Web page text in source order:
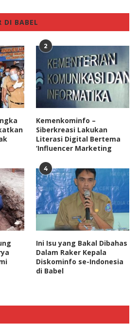
DI BABEL
2
Kemenkominfo –
Siberkreasi Lakukan
Literasi Digital Bertema
‘Influencer Marketing
4
Ini Isu yang Bakal Dibahas
Dalam Raker Kepala
Diskominfo se-Indonesia
di Babel